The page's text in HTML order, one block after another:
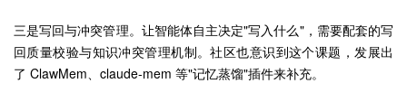
三是写回与冲突管理。让智能体自主决定"写入什么"，需要配套的写
回质量校验与知识冲突管理机制。社区也意识到这个课题，发展出
了 ClawMem、claude-mem 等"记忆蒸馏"插件来补充。